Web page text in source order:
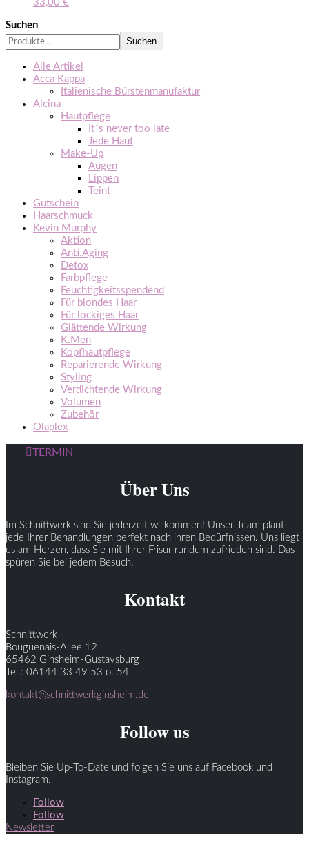
33,00 €
Suchen
Suchen
Alle Artikel
Acca Kappa
Italienische Bürstenmanufaktur
Alcina
Hautpflege
It´s never too late
Jede Haut
Make-Up
Augen
Lippen
Teint
Gutschein
Haarschmuck
Kevin Murphy
Aktion
Anti.Aging
Detox
Farbpflege
Feuchtigkeitsspendend
Für blondes Haar
Für lockiges Haar
Glättende Wirkung
K.Men
Kopfhautpflege
Reparierende Wirkung
Styling
Verdichtende Wirkung
Volumen
Zubehör
Olaplex
TERMIN
Über Uns
Im Schnittwerk sind Sie jederzeit willkommen! Unser Team plant
jede Ihrer Behandlungen perfekt nach ihren Bedürfnissen. Uns liegt
es am Herzen, dass Sie mit Ihrer Frisur rundum zufrieden sind. Das
spüren Sie bei jedem Besuch.
Kontakt
Schnittwerk
Bouguenais-Allee 12
65462 Ginsheim-Gustavsburg
Tel.: 06144 33 49 53 o. 54
kontakt@schnittwerkginsheim.de
Follow us
Bleiben Sie Up-To-Date und folgen Sie uns auf Facebook und
Instagram.
Follow
Follow
Newsletter